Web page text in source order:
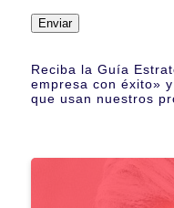
Enviar
Reciba la Guía
empresa con éxito»
que usan nuestros